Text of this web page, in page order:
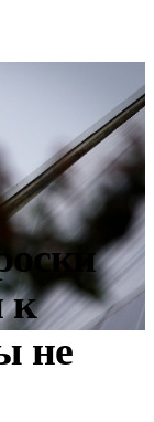
к
не